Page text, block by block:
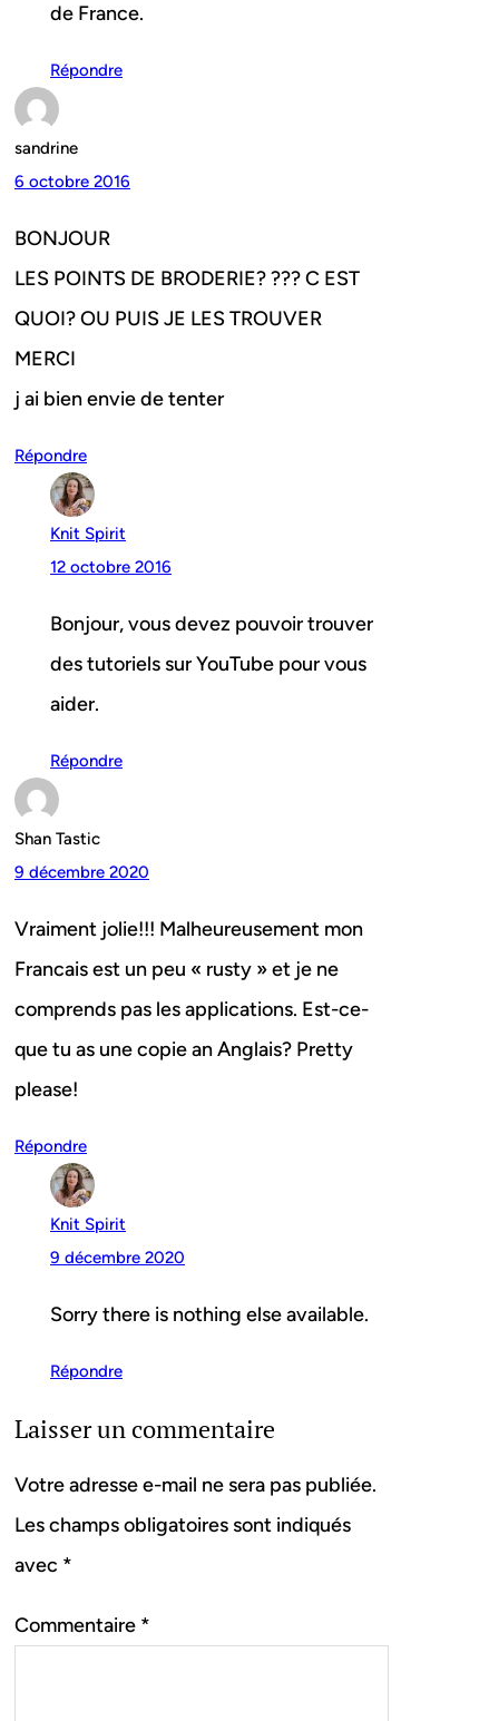
de France.
Répondre
sandrine
6 octobre 2016
BONJOUR
LES POINTS DE BRODERIE? ??? C EST
QUOI? OU PUIS JE LES TROUVER
MERCI
j ai bien envie de tenter
Répondre
Knit Spirit
12 octobre 2016
Bonjour, vous devez pouvoir trouver
des tutoriels sur YouTube pour vous
aider.
Répondre
Shan Tastic
9 décembre 2020
Vraiment jolie!!! Malheureusement mon
Francais est un peu « rusty » et je ne
comprends pas les applications. Est-ce-
que tu as une copie an Anglais? Pretty
please!
Répondre
Knit Spirit
9 décembre 2020
Sorry there is nothing else available.
Répondre
Laisser un commentaire
Votre adresse e-mail ne sera pas publiée.
Les champs obligatoires sont indiqués
avec *
Commentaire *